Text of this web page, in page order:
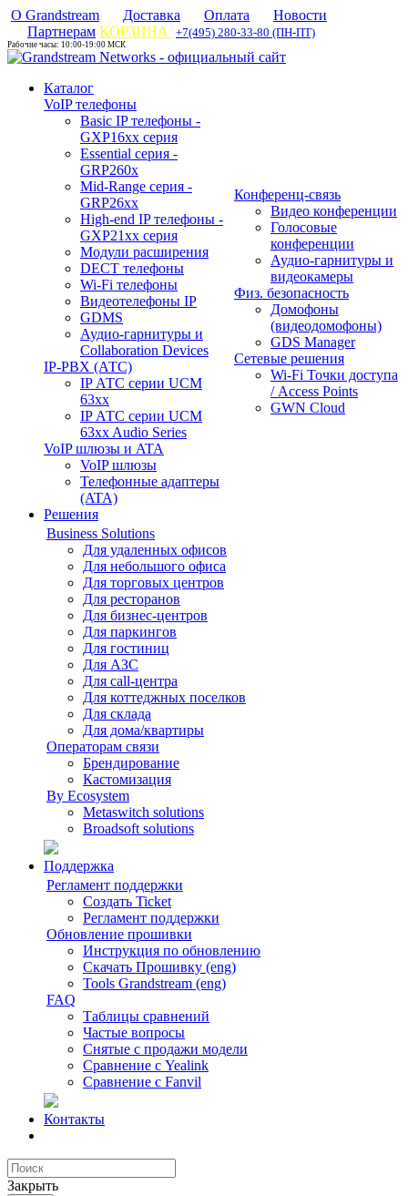
О Grandstream Доставка Оплата
Новости
Партнерам КОРЗИНА +7(495) 280-33-80 (ПН-ПТ)
Рабочие часы: 10:00-19:00 МСК
Каталог
VoIP телефоны
Basic IP телефоны -
GXP16хх серия
Essential серия -
GRP260x
Mid-Range серия -
GRP26xx
High-end IP телефоны -
GXP21хх серия
Модули расширения
DECT телефоны
Wi-Fi телефоны
Видеотелефоны IP
GDMS
Аудио-гарнитуры и
Collaboration Devices
IP-PBX (АТС)
IP АТС серии UCM
63xx
IP АТС серии UCM
63xx Audio Series
VoIP шлюзы и ATA
VoIP шлюзы
Телефонные адаптеры
(ATA)
Конференц-связь
Видео конференции
Голосовые
конференции
Аудио-гарнитуры и
видеокамеры
Физ. безопасность
Домофоны
(видеодомофоны)
GDS Manager
Сетевые решения
Wi-Fi Точки доступа
/ Access Points
GWN Cloud
Решения
Business Solutions
Для удаленных офисов
Для небольшого офиса
Для торговых центров
Для ресторанов
Для бизнес-центров
Для паркингов
Для гостиниц
Для АЗС
Для call-центра
Для коттеджных поселков
Для склада
Для дома/квартиры
Операторам связи
Брендирование
Кастомизация
By Ecosystem
Metaswitch solutions
Broadsoft solutions
Поддержка
Регламент поддержки
Создать Ticket
Регламент поддержки
Обновление прошивки
Инструкция по обновлению
Скачать Прошивку (eng)
Tools Grandstream (eng)
FAQ
Таблицы сравнений
Частые вопросы
Снятые с продажи модели
Сравнение с Yealink
Сравнение с Fanvil
Контакты
Закрыть